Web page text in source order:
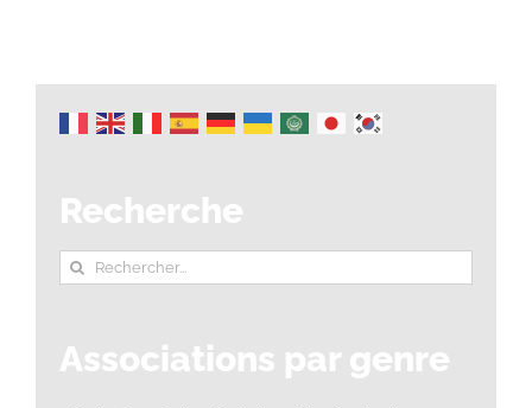
Recherche
Rechercher:
Associations par genre